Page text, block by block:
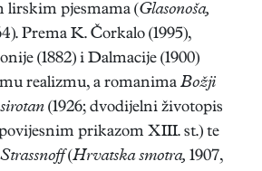
lirskim pjesmama (Glasonoša,
Prema K. Čorkalo (1995),
(1882) i Dalmacije (1900)
realizmu, a romanima Božji
(1926; dvodijelni životopis
prikazom XIII. st.) te
(Hrvatska smotra, 1907,